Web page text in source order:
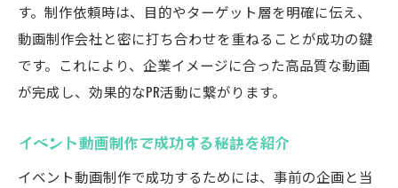
す。制作依頼時は、目的やターゲット層を明確に伝え、
動画制作会社と密に打ち合わせを重ねることが成功の鍵
です。これにより、企業イメージに合った高品質な動画
が完成し、効果的なPR活動に繋がります。
イベント動画制作で成功する秘訣を紹介
イベント動画制作で成功するためには、事前の企画と当